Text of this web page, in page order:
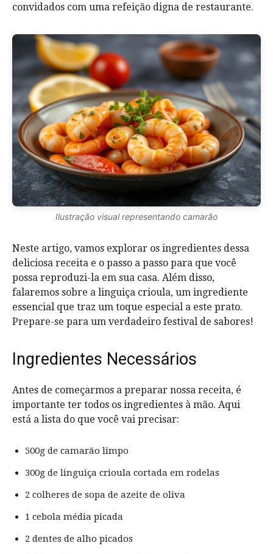
convidados com uma refeição digna de restaurante.
Ilustração visual representando camarão
Neste artigo, vamos explorar os ingredientes dessa
deliciosa receita e o passo a passo para que você
possa reproduzi-la em sua casa. Além disso,
falaremos sobre a linguiça crioula, um ingrediente
essencial que traz um toque especial a este prato.
Prepare-se para um verdadeiro festival de sabores!
Ingredientes Necessários
Antes de começarmos a preparar nossa receita, é
importante ter todos os ingredientes à mão. Aqui
está a lista do que você vai precisar:
500g de camarão limpo
300g de linguiça crioula cortada em rodelas
2 colheres de sopa de azeite de oliva
1 cebola média picada
2 dentes de alho picados